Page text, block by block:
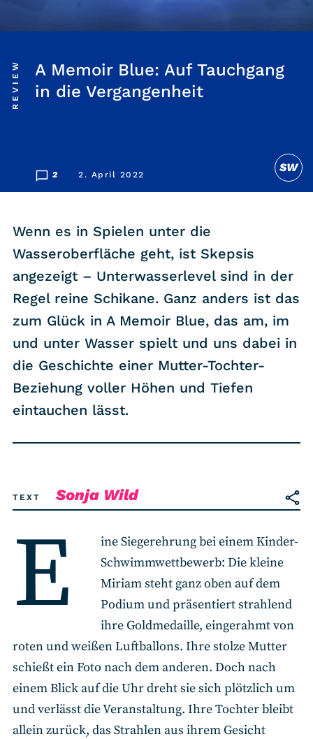
Hören
WASTED WEEKLY
Portfolio Royal
Last Game Standing
Top 5
Random
RSS-Feed
COMMUNITY
IMPRESSUM
DATENSCHUTZ
Unterstützen
A Memoir Blue: Auf Tauchgang
in die Vergangenheit
2 2. April 2022
REVIEW
SW
Wenn es in Spielen unter die
Wasseroberfläche geht, ist Skepsis
angezeigt – Unterwasserlevel sind in der
Regel reine Schikane. Ganz anders ist das
zum Glück in A Memoir Blue, das am, im
und unter Wasser spielt und uns dabei in
die Geschichte einer Mutter-Tochter-
Beziehung voller Höhen und Tiefen
eintauchen lässt.
TEXT Sonja Wild
E
ine Siegerehrung bei einem Kinder-
Schwimmwettbewerb: Die kleine
Miriam steht ganz oben auf dem
Podium und präsentiert strahlend
ihre Goldmedaille, eingerahmt von
roten und weißen Luftballons. Ihre stolze Mutter
schießt ein Foto nach dem anderen. Doch nach
einem Blick auf die Uhr dreht sie sich plötzlich um
und verlässt die Veranstaltung. Ihre Tochter bleibt
allein zurück, das Strahlen aus ihrem Gesicht